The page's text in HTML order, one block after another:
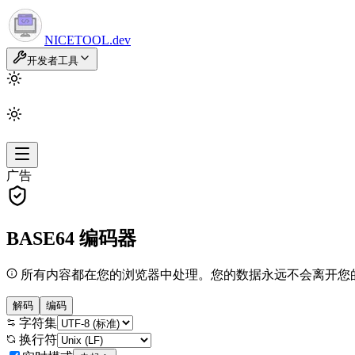
NICETOOL.dev
开发者工具
广告
BASE64 编码器
所有内容都在您的浏览器中处理。您的数据永远不会离开您
解码 编码
字符集
换行符